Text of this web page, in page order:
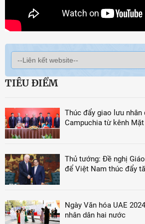
TIÊU ĐIỂM
Thúc đẩy giao lưu nhân
Campuchia từ kênh
Thủ tướng: Đề nghị
để Việt Nam thúc đẩy
Ngày Văn hóa UAE
nhân dân hai nước